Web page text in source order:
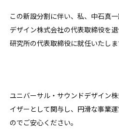
この新設分割に伴い、私、中石真
デザイン株式会社の代表取締役を
研究所の代表取締役に就任いたしま
ユニバーサル・サウンドデザイン
イザーとして関与し、円滑な事業
のでご安心ください。